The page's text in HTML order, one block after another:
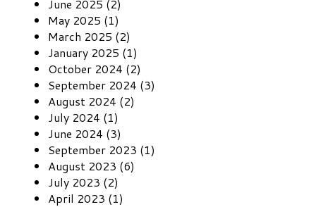
June 2025 (2)
May 2025 (1)
March 2025 (2)
January 2025 (1)
October 2024 (2)
September 2024 (3)
August 2024 (2)
July 2024 (1)
June 2024 (3)
September 2023 (1)
August 2023 (6)
July 2023 (2)
April 2023 (1)